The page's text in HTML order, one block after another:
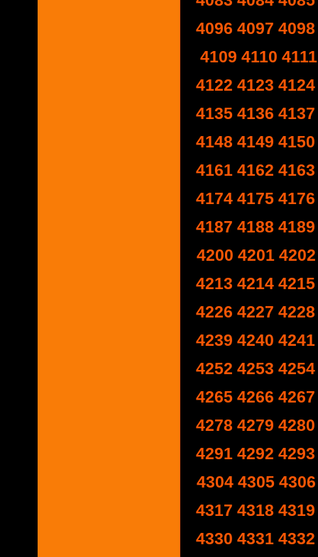
4096 4097 4098
4109 4110 4111
4122 4123 4124
4135 4136 4137
4148 4149 4150
4161 4162 4163
4174 4175 4176
4187 4188 4189
4200 4201 4202
4213 4214 4215
4226 4227 4228
4239 4240 4241
4252 4253 4254
4265 4266 4267
4278 4279 4280
4291 4292 4293
4304 4305 4306
4317 4318 4319
4330 4331 4332